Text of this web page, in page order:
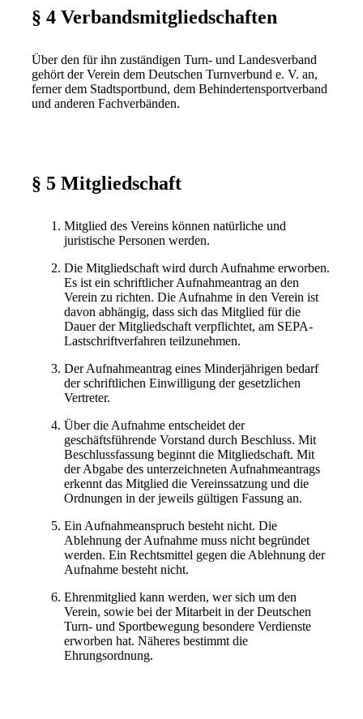
§ 4 Verbandsmitgliedschaften
Über den für ihn zuständigen Turn- und Landesverband
gehört der Verein dem Deutschen Turnverbund e. V. an,
ferner dem Stadtsportbund, dem Behindertensportverband
und anderen Fachverbänden.
§ 5 Mitgliedschaft
Mitglied des Vereins können natürliche und
juristische Personen werden.
Die Mitgliedschaft wird durch Aufnahme erworben.
Es ist ein schriftlicher Aufnahmeantrag an den
Verein zu richten. Die Aufnahme in den Verein ist
davon abhängig, dass sich das Mitglied für die
Dauer der Mitgliedschaft verpflichtet, am SEPA-
Lastschriftverfahren teilzunehmen.
Der Aufnahmeantrag eines Minderjährigen bedarf
der schriftlichen Einwilligung der gesetzlichen
Vertreter.
Über die Aufnahme entscheidet der
geschäftsführende Vorstand durch Beschluss. Mit
Beschlussfassung beginnt die Mitgliedschaft. Mit
der Abgabe des unterzeichneten Aufnahmeantrags
erkennt das Mitglied die Vereinssatzung und die
Ordnungen in der jeweils gültigen Fassung an.
Ein Aufnahmeanspruch besteht nicht. Die
Ablehnung der Aufnahme muss nicht begründet
werden. Ein Rechtsmittel gegen die Ablehnung der
Aufnahme besteht nicht.
Ehrenmitglied kann werden, wer sich um den
Verein, sowie bei der Mitarbeit in der Deutschen
Turn- und Sportbewegung besondere Verdienste
erworben hat. Näheres bestimmt die
Ehrungsordnung.